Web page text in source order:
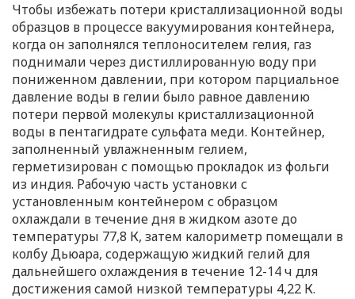
Чтобы избежать потери кристаллизационной воды
образцов в процессе вакуумирования контейнера,
когда он заполнялся теплоносителем гелия, газ
поднимали через дистиллированную воду при
пониженном давлении, при котором парциальное
давление воды в гелии было равное давлению
потери первой молекулы кристаллизационной
воды в пентагидрате сульфата меди. Контейнер,
заполненный увлажненным гелием,
герметизирован с помощью прокладок из фольги
из индия. Рабочую часть установки с
установленным контейнером с образцом
охлаждали в течение дня в жидком азоте до
температуры 77,8 К, затем калориметр помещали в
колбу Дьюара, содержащую жидкий гелий для
дальнейшего охлаждения в течение 12-14 ч для
достижения самой низкой температуры 4,22 К.